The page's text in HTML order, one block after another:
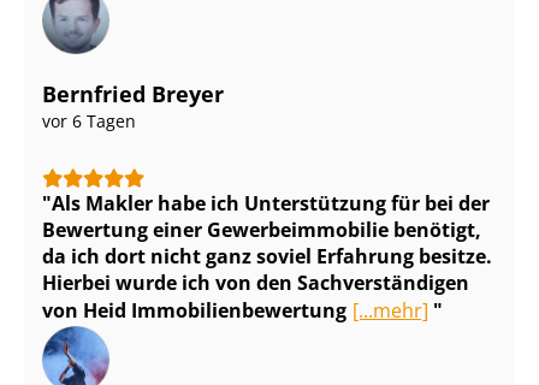
Bernfried Breyer
vor 6 Tagen
Als Makler habe ich Unterstützung für bei der
Bewertung einer Ge­wer­be­im­mo­bi­lie benötigt,
da ich dort nicht ganz soviel Erfahrung besitze.
Hierbei wurde ich von den Sach­ver­stän­di­gen
von Heid Im­mo­bi­li­en­be­wer­tung [...mehr]